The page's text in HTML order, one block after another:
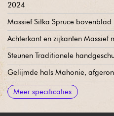
2024
Massief Sitka Spruce bovenblad
Achterkant en zijkanten Massief
Steunen Traditionele
Gelijmde hals Mahonie,
Ebben toets, 20x standaard frets
Mensuur 24.75
Straal 12
Halsbreedte 1e fret 43,81 mm /
Halsbreedte laatste fret 5.70cm
Ebben brug
L.R. Baggs Session VTC
in klankgat)
Grover Rotomatic
Been kam
Nitrocellulose lak
Hoogglans afwerking
Verkocht met Gibson koffer
Meer specificaties